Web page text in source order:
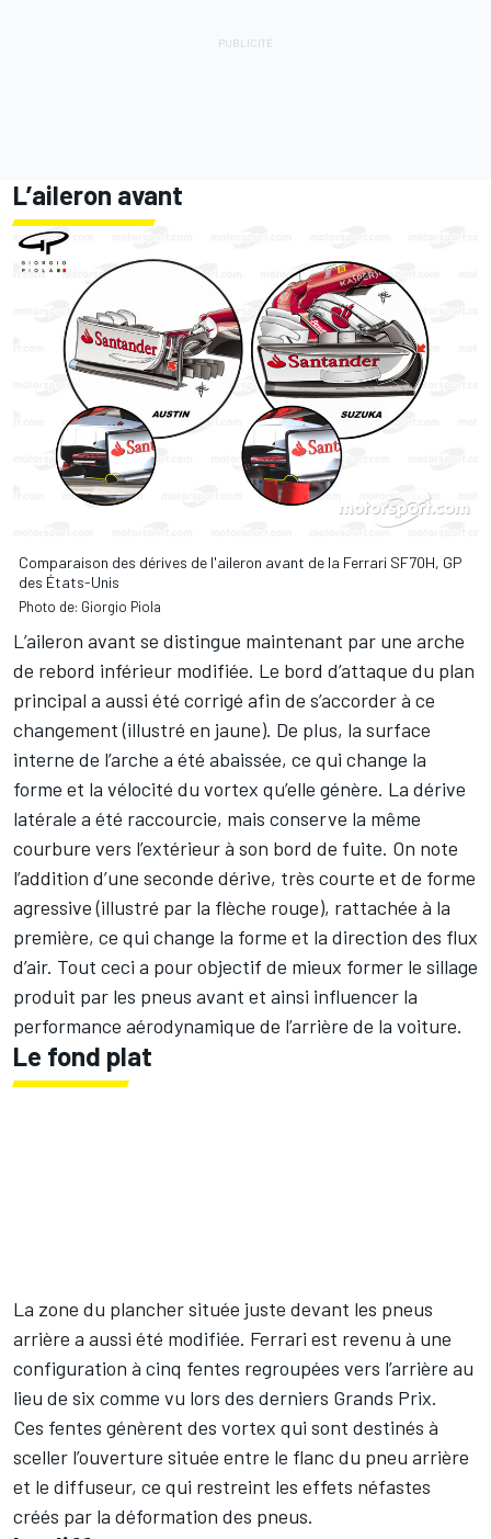
L’aileron avant
Comparaison des dérives de l'aileron avant de la Ferrari SF70H, GP
des États-Unis
Photo de: Giorgio Piola
L’aileron avant se distingue maintenant par une arche
de rebord inférieur modifiée. Le bord d’attaque du plan
principal a aussi été corrigé afin de s’accorder à ce
changement (illustré en jaune). De plus, la surface
interne de l’arche a été abaissée, ce qui change la
forme et la vélocité du vortex qu’elle génère. La dérive
latérale a été raccourcie, mais conserve la même
courbure vers l’extérieur à son bord de fuite. On note
l’addition d’une seconde dérive, très courte et de forme
agressive (illustré par la flèche rouge), rattachée à la
première, ce qui change la forme et la direction des flux
d’air. Tout ceci a pour objectif de mieux former le sillage
produit par les pneus avant et ainsi influencer la
performance aérodynamique de l’arrière de la voiture.
Le fond plat
La zone du plancher située juste devant les pneus
arrière a aussi été modifiée. Ferrari est revenu à une
configuration à cinq fentes regroupées vers l’arrière au
lieu de six comme vu lors des derniers Grands Prix.
Ces fentes génèrent des vortex qui sont destinés à
sceller l’ouverture située entre le flanc du pneu arrière
et le diffuseur, ce qui restreint les effets néfastes
créés par la déformation des pneus.